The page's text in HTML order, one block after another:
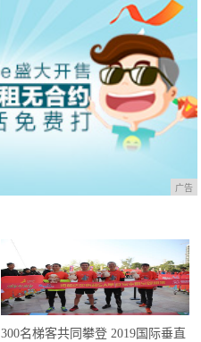
广告
300名梯客共同攀登 2019国际垂直